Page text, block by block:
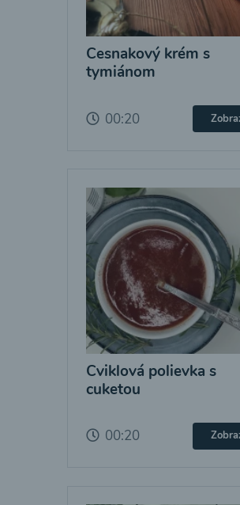
Cesnakový krém s
tymiánom
00:20
Cviklová polievka s
cuketou
00:20